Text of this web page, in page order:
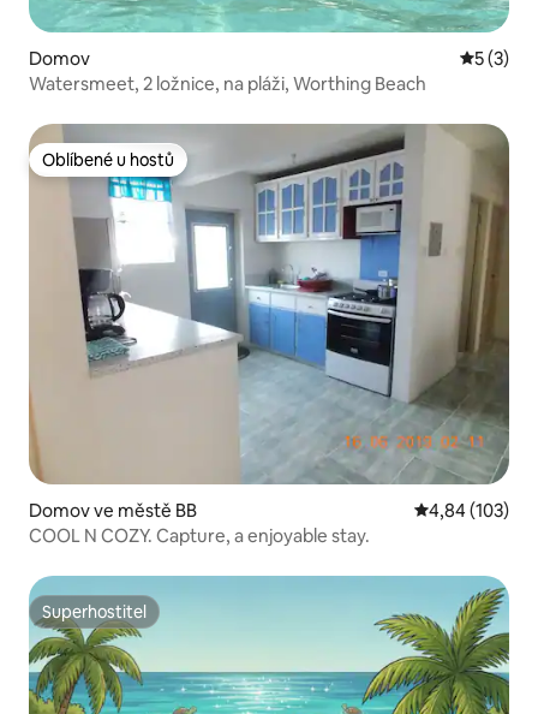
Domov
5 (3)
Watersmeet, 2 ložnice, na pláži, Worthing Beach
Oblíbené u hostů
Oblíbené u hostů
Domov ve městě BB Průměrné
4,84 (103)
COOL N COZY. Capture, a enjoyable stay.
Superhostitel
Superhostitel